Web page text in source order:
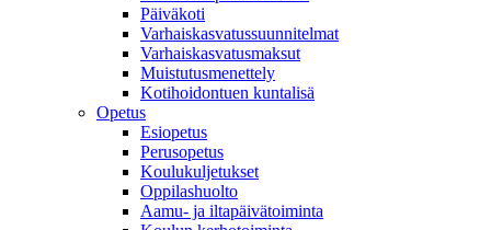
Päiväkoti
Varhaiskasvatussuunnitelmat
Varhaiskasvatusmaksut
Muistutusmenettely
Kotihoidontuen kuntalisä
Opetus
Esiopetus
Perusopetus
Koulukuljetukset
Oppilashuolto
Aamu- ja iltapäivätoiminta